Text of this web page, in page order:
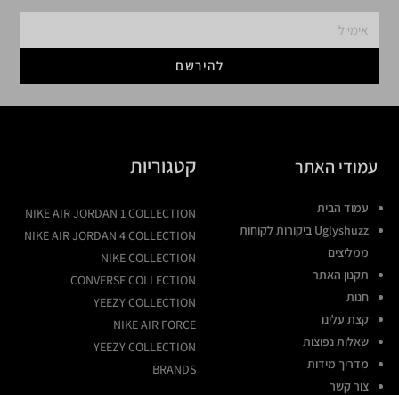
להירשם
עמודי האתר
עמוד הבית
Uglyshuzz ביקורות לקוחות
ממליצים
תקנון האתר
חנות
קצת עלינו
שאלות נפוצות
מדריך מידות
צור קשר
קטגוריות
NIKE AIR JORDAN 1 COLLECTION
NIKE AIR JORDAN 4 COLLECTION
NIKE COLLECTION
CONVERSE COLLECTION
YEEZY COLLECTION
NIKE AIR FORCE
YEEZY COLLECTION
BRANDS